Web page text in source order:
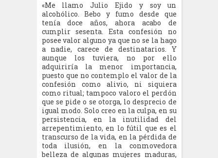
«Me llamo Julio Ejido y soy un
alcohólico. Bebo y fumo desde que
tenía doce años, ahora acabo de
cumplir sesenta. Esta confesión no
posee valor alguno ya que no se la hago
a nadie, carece de destinatarios. Y
aunque los tuviera, no por ello
adquiriría la menor importancia,
puesto que no contemplo el valor de la
confesión como alivio, ni siquiera
como ritual; tampoco valoro el perdón
que se pide o se otorga, lo desprecio de
igual modo. Solo creo en la culpa, en su
persistencia, en la inutilidad del
arrepentimiento, en lo fútil que es el
transcurso de la vida, en la pérdida de
toda ilusión, en la conmovedora
belleza de algunas mujeres maduras,